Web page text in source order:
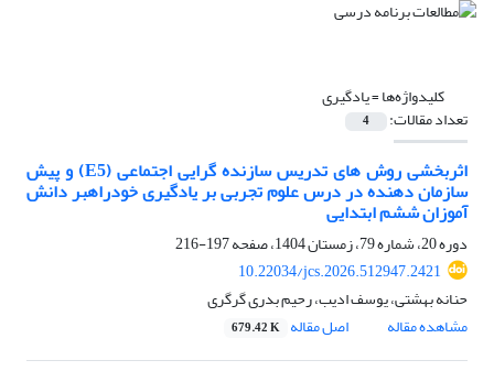
کلیدواژه‌ها =یادگیری
تعداد مقالات: 4
اثربخشی روش های تدریس سازنده گرایی اجتماعی (E5) و پیش
سازمان دهنده در درس علوم تجربی بر یادگیری خودراهبر دانش
آموزان ششم ابتدایی
دوره 20، شماره 79، زمستان 1404، صفحه
197-216
10.22034/jcs.2026.512947.2421
حنانه بهشتی، یوسف ادیب، رحیم بدری گرگری
مشاهده مقاله
اصل مقاله 679.42 K